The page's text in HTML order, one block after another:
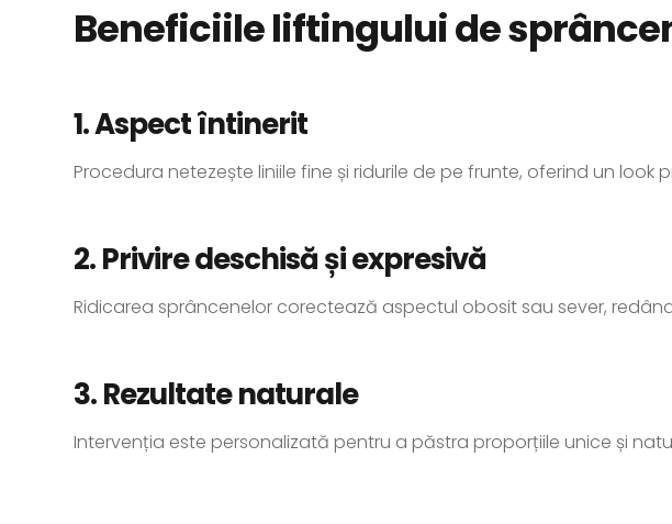
Beneficiile liftingului de
1. Aspect întinerit
Procedura netezește liniile fine și ridurile de pe frunte, oferind un look
2. Privire deschisă și expresivă
Ridicarea sprâncenelor corectează aspectul obosit sau sever,
3. Rezultate naturale
Intervenția este personalizată pentru a păstra proporțiile unice și